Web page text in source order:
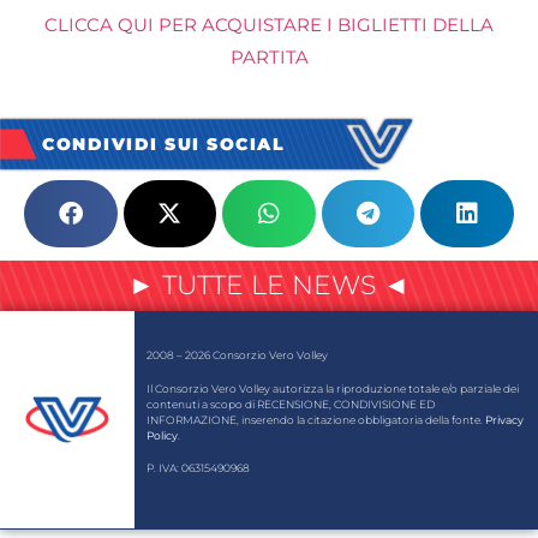
CLICCA QUI PER ACQUISTARE I BIGLIETTI DELLA
PARTITA
CONDIVIDI SUI SOCIAL
► TUTTE LE NEWS ◄
2008 – 2026 Consorzio Vero Volley
Il Consorzio Vero Volley autorizza la riproduzione totale e/o parziale dei
contenuti a scopo di RECENSIONE, CONDIVISIONE ED
INFORMAZIONE, inserendo la citazione obbligatoria della fonte. Privacy
Policy
P. IVA: 06315490968